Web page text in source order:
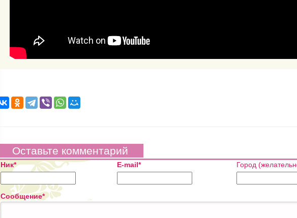
Оставьте комментарий
Ник* E-mail* Город
Сообщение*